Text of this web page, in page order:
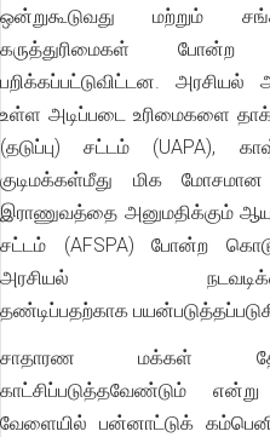
ஒன்றுகூடுவது மற்றும்
கருத்துரிமைகள் போன்ற
பறிக்கப்பட்டுவிட்டன. அரசியல்
உள்ள அடிப்படை உரிமைகளை
(தடுப்பு) சட்டம் (UAPA),
குடிமக்கள்மீது மிக
இராணுவத்தை அனுமதிக்கும்
சட்டம் (AFSPA) போன்ற
அரசியல்
தண்டிப்பதற்காக
சாதாரண மக்கள்
காட்சிப்படுத்தவேண்டும்
வேளையில் பன்னாட்டுக்